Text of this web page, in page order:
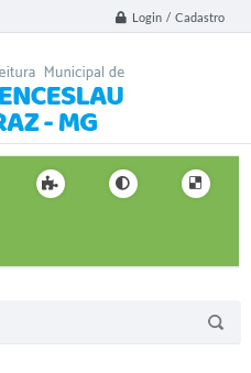
Login / Cadastro